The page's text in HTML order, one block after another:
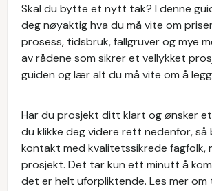
Skal du bytte et nytt tak? I denne
deg nøyaktig hva du må vite om
prosess, tidsbruk, fallgruver og mye
av rådene som sikrer et vellykket
guiden og lær alt du må vite om å
Har du prosjekt ditt klart og ønsker
du klikke deg videre rett nedenfor, så
kontakt med kvalitetssikrede
prosjekt. Det tar kun ett minutt å
det er helt uforpliktende. Les mer om